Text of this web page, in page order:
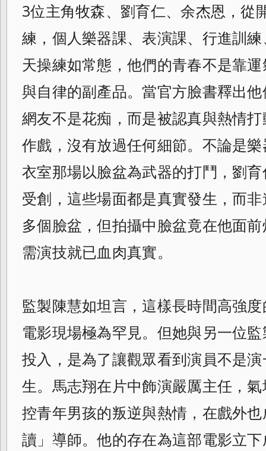
3位主角牧森、劉育仁、余杰恩，從
練，個人樂器課、表演課、行進訓
天操練如常態，他們的青春不是靠
與自律的副產品。當官方臉書釋出
網友不是花痴，而是被認真與熱情
作戲，沒有放過任何細節。不論是
衣室那場以臉盆為武器的打鬥，劉
受創，這些場面都是真實發生，而
多個臉盆，但拍攝中臉盆竟在他面
需演技就已血肉真實。
監製陳慧如坦言，這樣長時間高強
電影現場極為罕見。但她與另一位
投入，是為了讓觀眾看到演員不是
生。馬志翔在片中飾演嚴厲主任，
控青年男孩的叛逆與熱情，在戲外
讀」導師。他的存在為這部電影立